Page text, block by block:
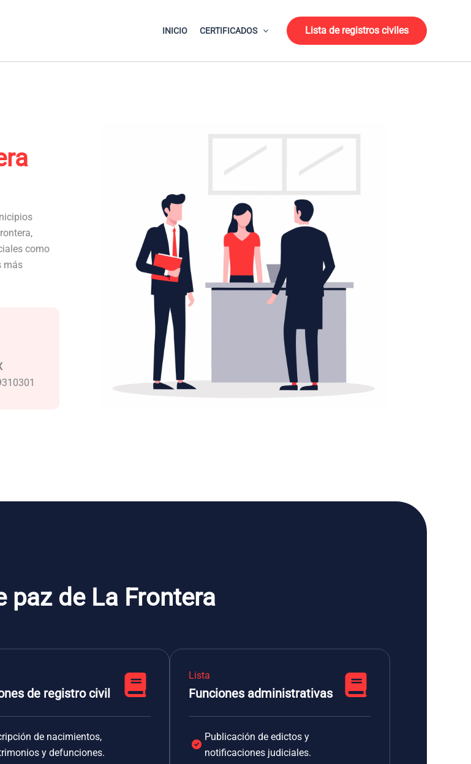
INICIO CERTIFICADOS Lista de registros civiles
como
más
paz de La Frontera
de registro civil
de nacimientos,
y defunciones.
Lista
Funciones administrativas
Publicación de edictos y
notificaciones judiciales.